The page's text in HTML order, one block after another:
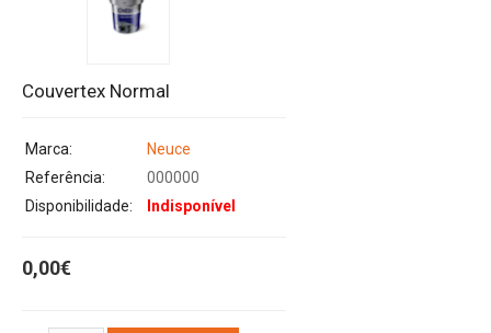
Couvertex Normal
Marca:
Neuce
Referência:
000000
Disponibilidade:
Indisponível
0,00€